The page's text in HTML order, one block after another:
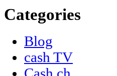
Categories
Blog
cash TV